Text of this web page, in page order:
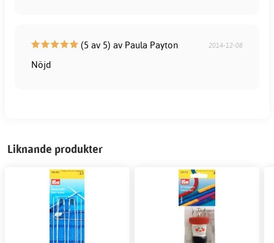
(5 av 5) av Paula Payton 2014-12-08
Nöjd
Liknande produkter